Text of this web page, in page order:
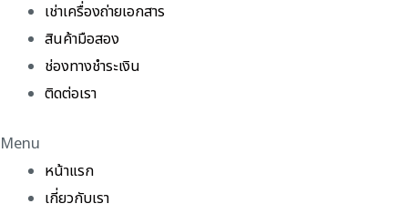
เช่าเครื่องถ่ายเอกสาร
สินค้ามือสอง
ช่องทางชำระเงิน
ติดต่อเรา
Menu
หน้าแรก
เกี่ยวกับเรา